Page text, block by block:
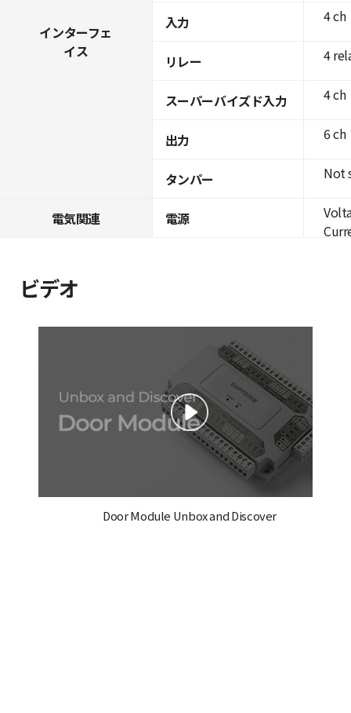
インターフェ
イス
入力
リレー
スーパーバイズド入力
出力
タンパー
電気関連 電源
4 ch
4
4 ch
6 ch
Not
ビデオ
Door Module Unbox and Discover